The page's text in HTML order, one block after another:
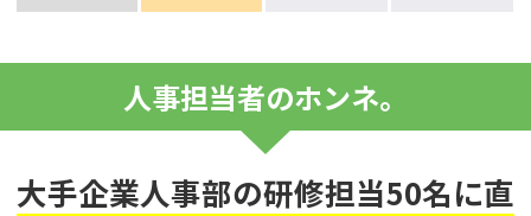
人事担当者のホンネ。
大手企業人事部の研修担当50名に直